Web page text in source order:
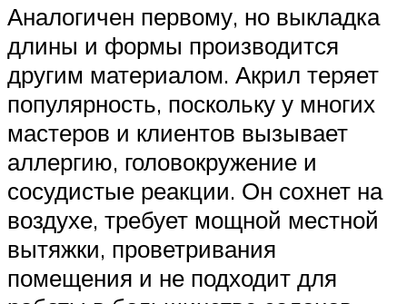
Аналогичен первому, но выкладка
длины и формы производится
другим материалом. Акрил теряет
популярность, поскольку у многих
мастеров и клиентов вызывает
аллергию, головокружение и
сосудистые реакции. Он сохнет на
воздухе, требует мощной местной
вытяжки, проветривания
помещения и не подходит для